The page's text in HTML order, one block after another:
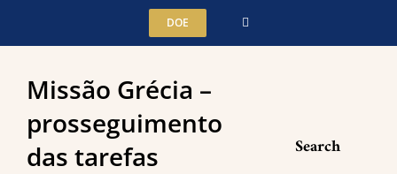
DOE
Missão Grécia –
prosseguimento
das tarefas
Search